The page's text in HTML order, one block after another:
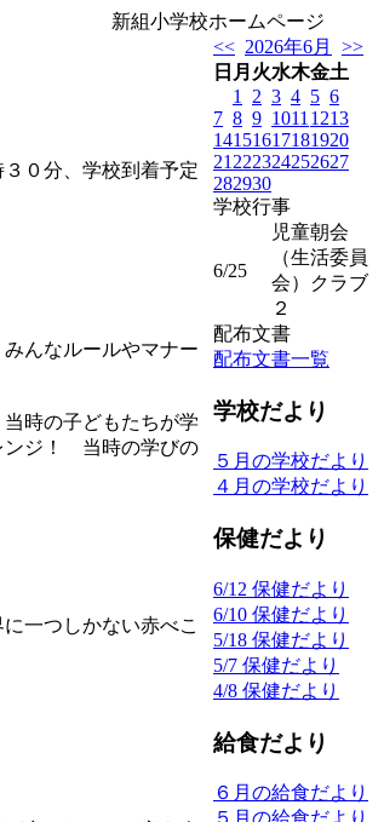
新組小学校ホームページ
０分、学校到着予定
んなルールやマナー
時の子どもたちが学
ンジ！ 当時の学びの
一つしかない赤べこ
<< 2026年6月
>>
日 月 火水木金土
1
2 3 4 5 6
7 8 9 1011 1213
14151617181920
21 222324252627
282930
学校行事
6/25
児童朝会
（生活委員
会）クラブ
２
配布文書
配布文書一覧
学校だより
５月の学校だより
４月の学校だより
保健だより
6/12 保健だより
6/10 保健だより
5/18 保健だより
5/7 保健だより
4/8 保健だより
給食だより
６月の給食だより